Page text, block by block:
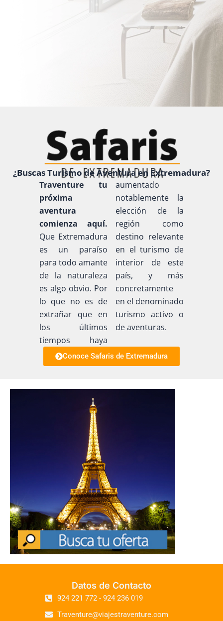
¿Buscas Turismo de Aventura en Extremadura?
Traventure tu
próxima
aventura
comienza aquí.
Que Extremadura
es un paraíso
para todo amante
de la naturaleza
es algo obvio. Por
lo que no es de
extrañar que en
los últimos
tiempos haya
aumentado
notablemente la
elección de la
región como
destino relevante
en el turismo de
interior de este
país, y más
concretamente
en el denominado
turismo activo o
de aventuras.
Conoce Safaris de Extremadura
Datos de Contacto
924 221 772 - 924 236 019
Traventure@viajestraventure.com